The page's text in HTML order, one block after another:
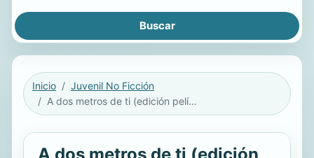
Inicio
Juvenil No Ficción
A dos metros de ti (edición película)